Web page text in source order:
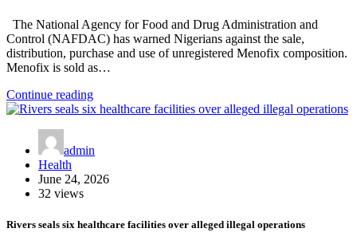
The National Agency for Food and Drug Administration and
Control (NAFDAC) has warned Nigerians against the sale,
distribution, purchase and use of unregistered Menofix composition.
Menofix is sold as…
Continue reading
admin
Health
June 24, 2026
32 views
Rivers seals six healthcare facilities over alleged illegal operations